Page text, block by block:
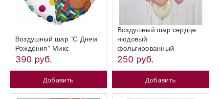
Воздушный шар "С Днем
Рождения" Микс
390 руб.
Добавить
Воздушный шар сердце
нюдовый
фольгированный
250 руб.
Добавить